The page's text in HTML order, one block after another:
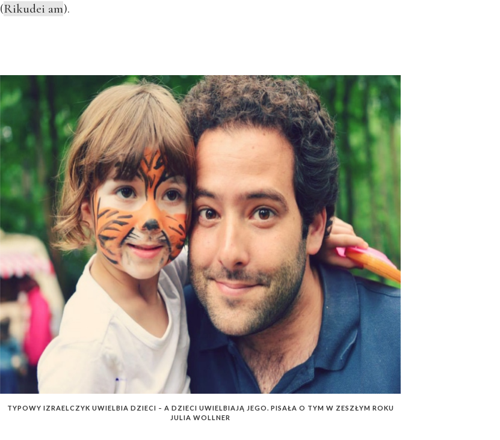
(Rikudei am).
TYPOWY IZRAELCZYK UWIELBIA DZIECI – A DZIECI UWIELBIAJĄ JEGO. PISAŁA O TYM W ZESZŁYM ROKU
JULIA WOLLNER